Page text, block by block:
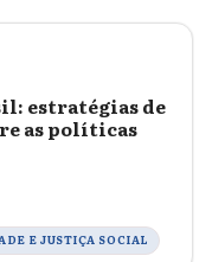
estratégias de
as políticas
E JUSTIÇA SOCIAL